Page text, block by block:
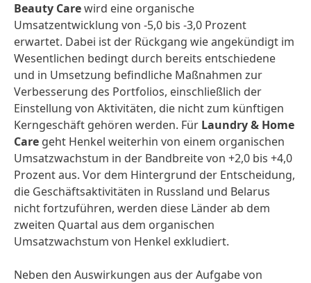
Beauty Carewird eine organische
Umsatzentwicklung von -5,0 bis -3,0 Prozent
erwartet. Dabei ist der Rückgang wie angekündigt im
Wesentlichen bedingt durch bereits entschiedene
und in Umsetzung befindliche Maßnahmen zur
Verbesserung des Portfolios, einschließlich der
Einstellung von Aktivitäten, die nicht zum künftigen
Kerngeschäft gehören werden. Für Laundry & Home
Care geht Henkel weiterhin von einem organischen
Umsatzwachstum in der Bandbreite von +2,0 bis +4,0
Prozent aus. Vor dem Hintergrund der Entscheidung,
die Geschäftsaktivitäten in Russland und Belarus
nicht fortzuführen, werden diese Länder ab dem
zweiten Quartal aus dem organischen
Umsatzwachstum von Henkel exkludiert.
Neben den Auswirkungen aus der Aufgabe von